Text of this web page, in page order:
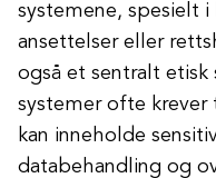
systemene, spesielt i
ansettelser eller
også et sentralt
systemer ofte
kan inneholde
databehandling og